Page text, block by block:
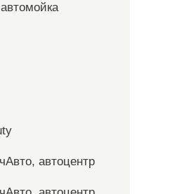
автоцентр